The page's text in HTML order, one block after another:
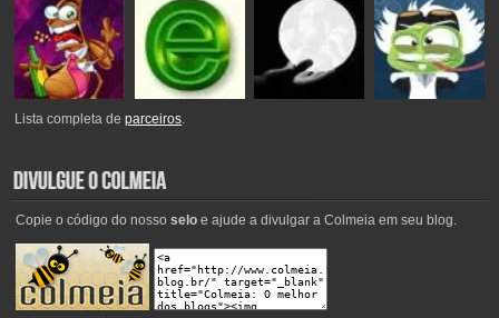
Lista completa deparceiros.
Copie o código do nosso seloe ajude a divulgar a Colmeia em seu blog.